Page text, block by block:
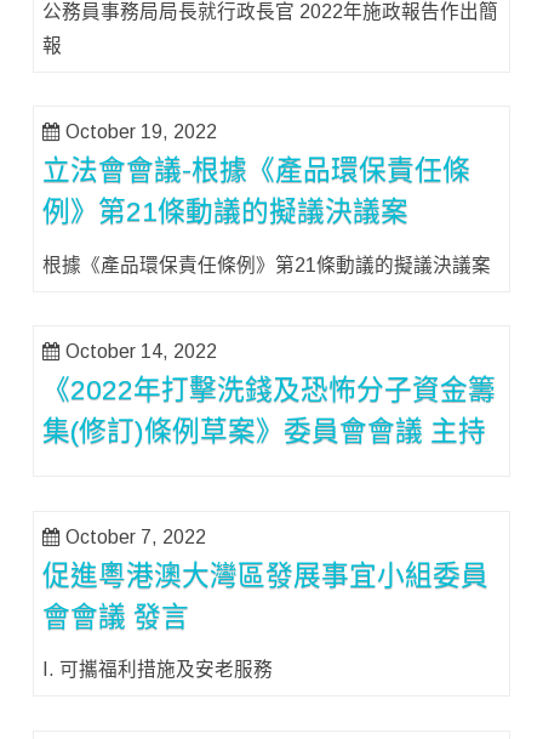
公務員事務局局長就行政長官 2022年施政報告作出簡
報
October 19, 2022
立法會會議-根據《產品環保責任條
例》第21條動議的擬議決議案
根據《產品環保責任條例》第21條動議的擬議決議案
October 14, 2022
《2022年打擊洗錢及恐怖分子資金籌
集(修訂)條例草案》委員會會議 主持
October 7, 2022
促進粵港澳大灣區發展事宜小組委員
會會議 發言
I. 可攜福利措施及安老服務